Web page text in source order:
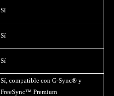
Sí
Sí
Sí
Sí, compatible con G-Sync® y
FreeSync™ Premium